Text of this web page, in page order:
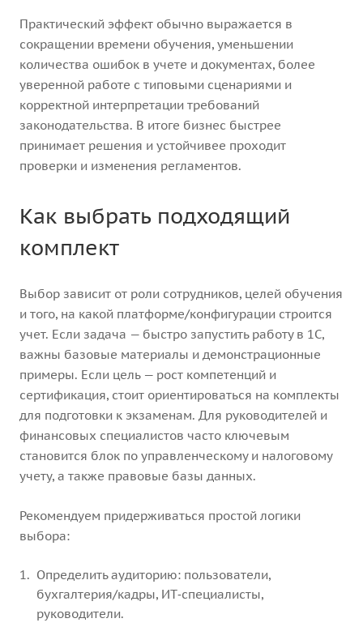
Практический эффект обычно выражается в
сокращении времени обучения, уменьшении
количества ошибок в учете и документах, более
уверенной работе с типовыми сценариями и
корректной интерпретации требований
законодательства. В итоге бизнес быстрее
принимает решения и устойчивее проходит
проверки и изменения регламентов.
Как выбрать подходящий
комплект
Выбор зависит от роли сотрудников, целей обучения
и того, на какой платформе/конфигурации строится
учет. Если задача — быстро запустить работу в 1С,
важны базовые материалы и демонстрационные
примеры. Если цель — рост компетенций и
сертификация, стоит ориентироваться на комплекты
для подготовки к экзаменам. Для руководителей и
финансовых специалистов часто ключевым
становится блок по управленческому и налоговому
учету, а также правовые базы данных.
Рекомендуем придерживаться простой логики
выбора:
Определить аудиторию: пользователи,
бухгалтерия/кадры, ИТ‑специалисты,
руководители.